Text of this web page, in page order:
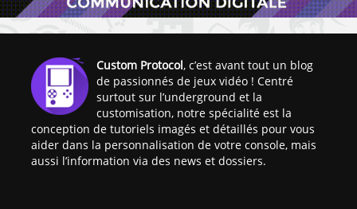
Custom Protocol, c’est avant tout un blog
de passionnés de jeux vidéo ! Centré
surtout sur l’underground et la
customisation, notre spécialité est la
conception de tutoriels imagés et détaillés pour vous
aider dans la personnalisation de votre console, mais
aussi l’information via des news et dossiers.